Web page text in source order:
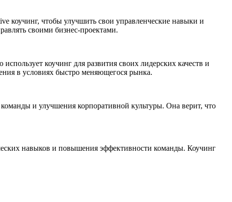
коучинг, чтобы улучшить свои управленческие навыки и
своими бизнес-проектами.
коучинг для развития своих лидерских качеств и
в условиях быстро меняющегося рынка.
и улучшения корпоративной культуры. Она верит, что
навыков и повышения эффективности команды. Коучинг